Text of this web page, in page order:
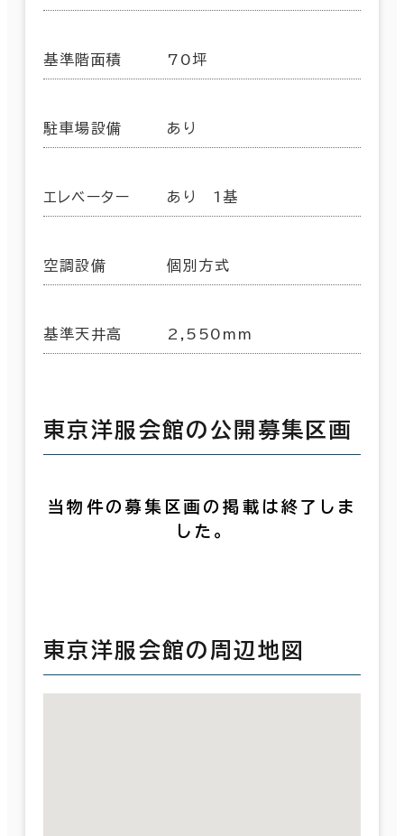
基準階面積 70坪
駐車場設備 あり
エレベーター あり 1基
空調設備 個別方式
基準天井高 2,550mm
東京洋服会館の公開募集区画
当物件の募集区画の掲載は終了しま
した。
東京洋服会館の周辺地図